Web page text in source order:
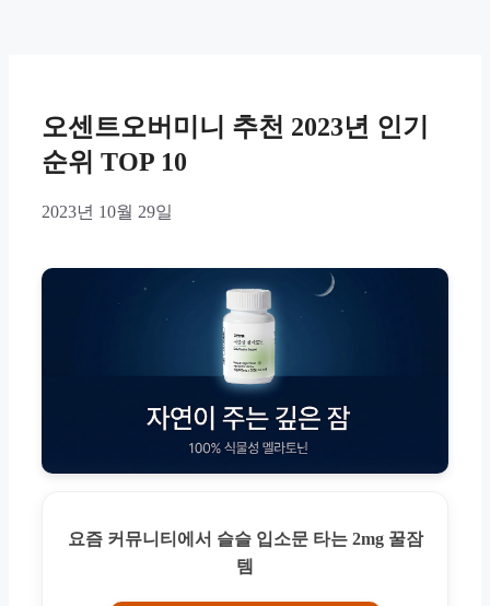
오센트오버미니 추천 2023년 인기
순위 TOP 10
2023년 10월 29일
요즘 커뮤니티에서 슬슬 입소문 타는 2mg 꿀잠
템